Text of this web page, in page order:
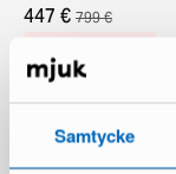
Samtycke
447 € 799 €